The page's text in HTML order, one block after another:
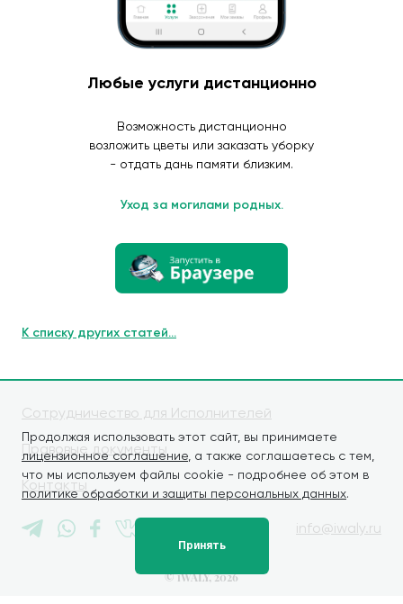
Продолжая использовать этот сайт, вы принимаете
лицензионное соглашение , а также соглашаетесь с тем,
что мы используем файлы cookie - подробнее об этом в
политике обработки и защиты персональных данных.
Принять
Любые услуги дистанционно
Возможность дистанционно
возложить цветы или заказать уборку
- отдать дань памяти близким.
Уход за могилами родных.
К списку других статей...
Сотрудничество для Исполнителей
Правовые документы
Контакты
info@iwaly.ru
© iWALY, 2026